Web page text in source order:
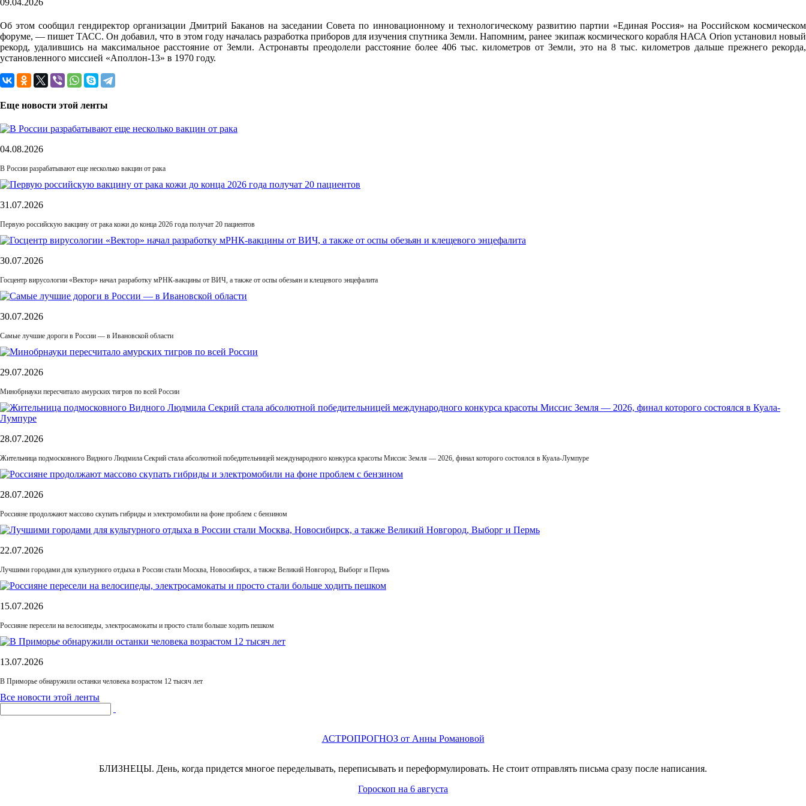
Об этом сообщил гендиректор организации Дмитрий Баканов на заседании Совета по инновационному и технологическому развитию партии «Единая Россия» на Российском космическом
форуме, — пишет ТАСС. Он добавил, что в этом году началась разработка приборов для изучения спутника Земли. Напомним, ранее экипаж космического корабля НАСА Orion установил новый
рекорд, удалившись на максимальное расстояние от Земли. Астронавты преодолели расстояние более 406 тыс. километров от Земли, это на 8 тыс. километров дальше прежнего рекорда,
установленного миссией «Аполлон-13» в 1970 году.
Еще новости этой ленты
04.08.2026
В России разрабатывают еще несколько вакцин от рака
31.07.2026
Первую российскую вакцину от рака кожи до конца 2026 года получат 20 пациентов
30.07.2026
Госцентр вирусологии «Вектор» начал разработку мРНК-вакцины от ВИЧ, а также от оспы обезьян и клещевого энцефалита
30.07.2026
Самые лучшие дороги в России — в Ивановской области
29.07.2026
Минобрнауки пересчитало амурских тигров по всей России
28.07.2026
Жительница подмосковного Видного Людмила Секрий стала абсолютной победительницей международного конкурса красоты Миссис Земля — 2026, финал которого состоялся в Куала-Лумпуре
28.07.2026
Россияне продолжают массово скупать гибриды и электромобили на фоне проблем с бензином
22.07.2026
Лучшими городами для культурного отдыха в России стали Москва, Новосибирск, а также Великий Новгород, Выборг и Пермь
15.07.2026
Россияне пересели на велосипеды, электросамокаты и просто стали больше ходить пешком
13.07.2026
В Приморье обнаружили останки человека возрастом 12 тысяч лет
Все новости этой ленты
АСТРОПРОГНОЗ от Анны Романовой
БЛИЗНЕЦЫ. День, когда придется многое переделывать, переписывать и переформулировать. Не стоит отправлять письма сразу после написания.
Гороскоп на 6 августа